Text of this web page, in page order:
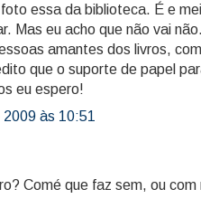
essa da biblioteca. É e
Mas eu acho que não vai
amantes dos livros,
que o suporte de papel
eu espero!
2009 às 10:51
Comé que faz sem, ou